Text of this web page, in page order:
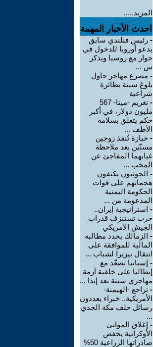
المزيد.....
احدث الأخبار المهمة
- رئيس فنلندي سابق
يدعو أوروبا للدخول في
حوار مع روسيا ويذكر
س ...
- مصرع مهاجر حاول
بلوغ سبتة بطائرة
شراعية
-
تغريم -ميتا- 567
مليون دولار، في أكبر
حكم يتعلق بسلامة
الأطف ...
- خبازة تُنقذ زوجين
مسنّين بعد ملاحظة
غيابهما المفاجئ عن
المخب ...
- الحوثيون يكثفون
هجماتهم على قوات
الحكومة اليمنية
المدعومة من ...
- استراتيجية إيران..
حرب تستنزف قدرات
الجيش الأمريكي
- الزمالك يحدد مطالبه
المالية للموافقة على
انتقال بيزيرا لشباب ...
- إسبانيا تصعّد مع
إيطاليا على خلفية أزمة
مهاجري سبتة بعد إنذا ...
- تراجع -الهيمنة-
الأمريكية.. خبراء يعددون
رسائل حلف مكة الجدي
...
- إغلاق الموانئ
الأوكرانية يخفض
صادراتها الزراعية 50%